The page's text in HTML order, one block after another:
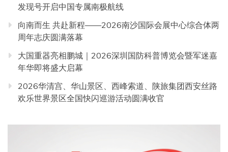
发现号开启中国专属南极航线
向南而生 共赴新程——2026南沙国际会展中心综合体两
周年志庆圆满落幕
大国重器亮相鹏城｜2026深圳国防科普博览会暨军迷嘉
年华即将盛大启幕
2026华清宫、华山景区、西峰索道、陕旅集团西安丝路
欢乐世界景区全国快闪巡游活动圆满收官